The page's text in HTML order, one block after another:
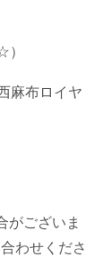
麻布ロイヤ
がございま
わせくださ